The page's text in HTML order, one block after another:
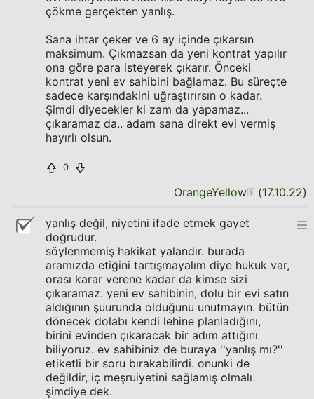
çökme gerçekten yanlış.
Sana ihtar çeker ve 6 ay içinde çıkarsın
maksimum. Çıkmazsan da yeni kontrat yapılır
ona göre para isteyerek çıkarır. Önceki
kontrat yeni ev sahibini bağlamaz. Bu süreçte
sadece karşındakini uğraştırırsın o kadar.
Şimdi diyecekler ki zam da yapamaz...
çıkaramaz da.. adam sana direkt evi vermiş
hayırlı olsun.
0
OrangeYellow (17.10.22)
yanlış değil, niyetini ifade etmek gayet
doğrudur.
söylenmemiş hakikat yalandır. burada
aramızda etiğini tartışmayalım diye hukuk var,
orası karar verene kadar da kimse sizi
çıkaramaz. yeni ev sahibinin, dolu bir evi satın
aldığının şuurunda olduğunu unutmayın. bütün
dönecek dolabı kendi lehine planladığını,
birini evinden çıkaracak bir adım attığını
biliyoruz. ev sahibiniz de buraya ''yanlış mı?''
etiketli bir soru bırakabilirdi. onunki de
değildir, iç meşruiyetini sağlamış olmalı
şimdiye dek.